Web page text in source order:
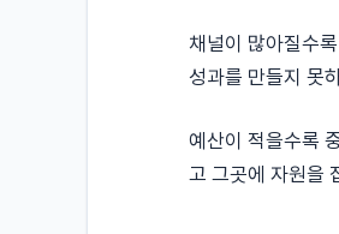
채널이 많아질수
성과를 만들지 못
예산이 적을수록
고 그곳에 자원을